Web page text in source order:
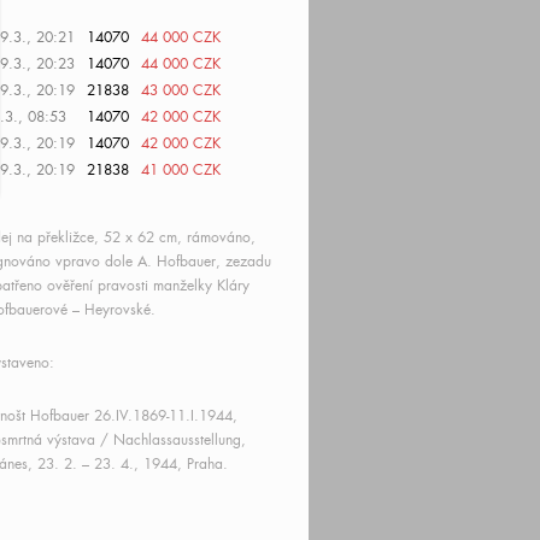
20:21 14070
44 000 CZK
20:23
14070
44 000 CZK
20:19
21838
43 000 CZK
08:53
14070
42 000 CZK
20:19
14070
42 000 CZK
20:19
21838 41 000 CZK
na překližce, 52 x 62 cm, rámováno,
vpravo dole A. Hofbauer, zezadu
ověření pravosti manželky Kláry
– Heyrovské.
Hofbauer 26.IV.1869-11.I.1944,
výstava / Nachlassausstellung,
23. 2. – 23. 4., 1944, Praha.